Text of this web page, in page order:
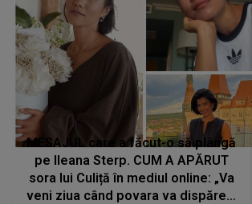
MESAJUL care a făcut-o să plângă
pe Ileana Sterp. CUM A APĂRUT
sora lui Culiță în mediul online: „Va
veni ziua când povara va dispărea,